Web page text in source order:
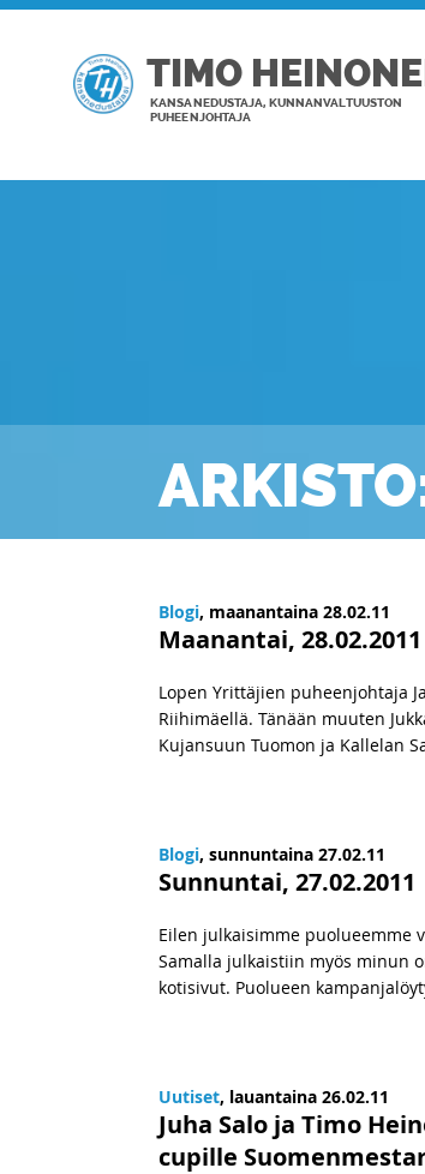
TIMO
KANSANEDUSTAJA, KUNNANVALTUUSTON
PUHEENJOHTAJA
Blogi, maanantaina 28.02.11
Maanantai, 28.02.2011
Lopen Yrittäjien puheenjohtaja
Riihimäellä. Tänään muuten
Kujansuun Tuomon ja Kallelan
Blogi, sunnuntaina 27.02.11
Sunnuntai, 27.02.2011
Eilen julkaisimme puolueemme
Samalla julkaistiin myös minun
kotisivut. Puolueen
Uutiset, lauantaina 26.02.11
Juha Salo ja Timo
cupille